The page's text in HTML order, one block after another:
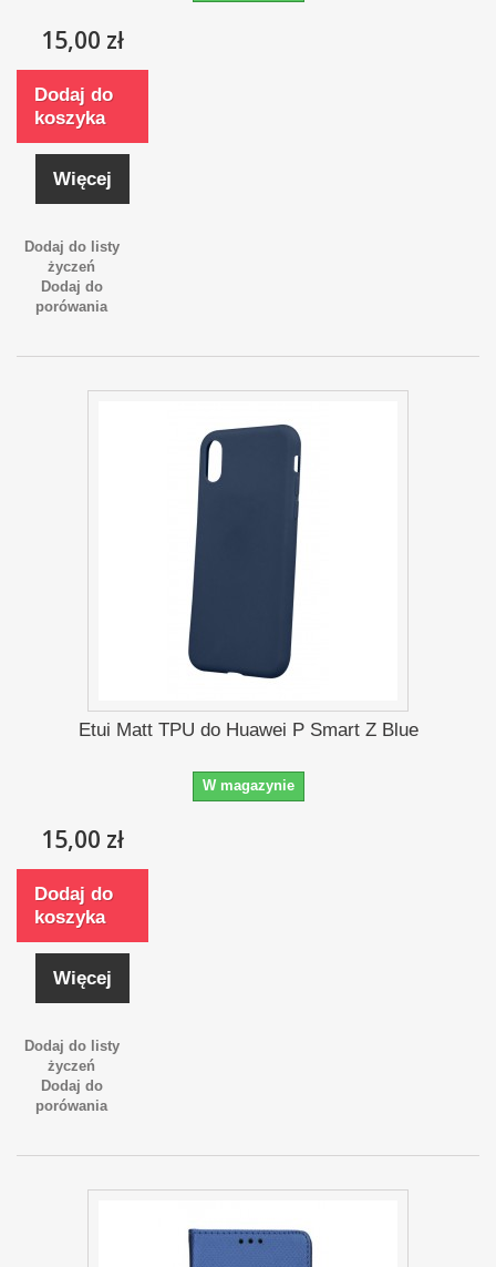
15,00 zł
Dodaj do
koszyka
Więcej
Dodaj do listy
życzeń
Dodaj do
porówania
Etui Matt TPU do Huawei P Smart Z Blue
W magazynie
15,00 zł
Dodaj do
koszyka
Więcej
Dodaj do listy
życzeń
Dodaj do
porówania